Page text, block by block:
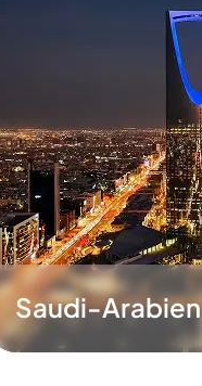
Saudi-Arabien